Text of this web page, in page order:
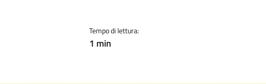
Tempo di lettura:
1 min